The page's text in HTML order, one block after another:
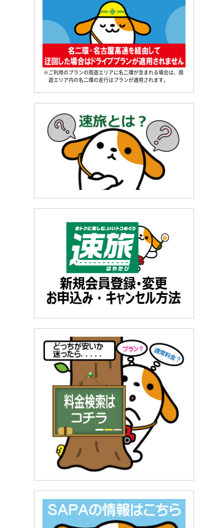
※ご利用のプランの周遊エリアに名二環が含まれる場合は、周
遊エリア内の名二環の走行はプランが適用されます。